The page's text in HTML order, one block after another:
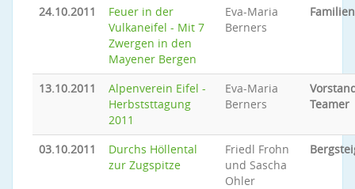
24.10.2011
Feuer in der
Vulkaneifel - Mit 7
Zwergen in den
Mayener Bergen
Eva-Maria
Berners
13.10.2011
Alpenverein Eifel -
Herbststtagung
2011
Eva-Maria
Berners
Teamer
03.10.2011
Durchs Höllental
zur Zugspitze
Friedl Frohn
und Sascha
Ohler